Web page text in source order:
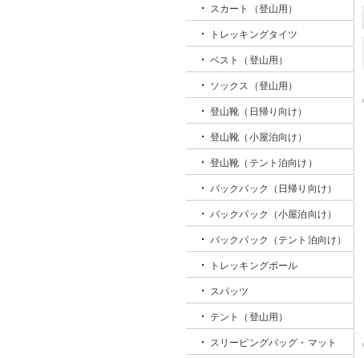
スカート（登山用）
トレッキングタイツ
ベスト（登山用）
ソックス（登山用）
登山靴（日帰り向け）
登山靴（小屋泊向け）
登山靴（テント泊向け）
バックパック（日帰り向け）
バックパック（小屋泊向け）
バックパック（テント泊向け）
トレッキングポール
スパッツ
テント（登山用）
スリーピングバッグ・マット